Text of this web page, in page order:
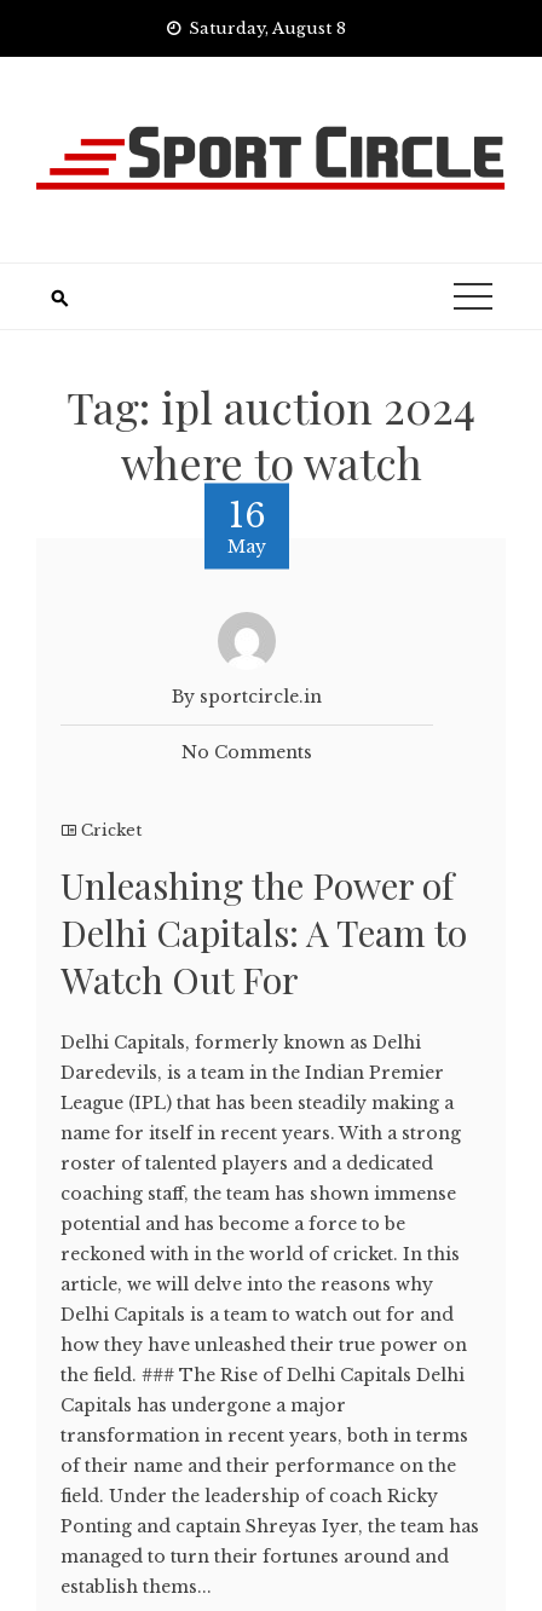
Saturday, August 8
Tag: ipl auction 2024
where to watch
16
May
By sportcircle.in
No Comments
Cricket
Unleashing the Power of
Delhi Capitals: A Team to
Watch Out For
Delhi Capitals, formerly known as Delhi
Daredevils, is a team in the Indian Premier
League (IPL) that has been steadily making a
name for itself in recent years. With a strong
roster of talented players and a dedicated
coaching staff, the team has shown immense
potential and has become a force to be
reckoned with in the world of cricket. In this
article, we will delve into the reasons why
Delhi Capitals is a team to watch out for and
how they have unleashed their true power on
the field. ### The Rise of Delhi Capitals Delhi
Capitals has undergone a major
transformation in recent years, both in terms
of their name and their performance on the
field. Under the leadership of coach Ricky
Ponting and captain Shreyas Iyer, the team has
managed to turn their fortunes around and
establish thems...